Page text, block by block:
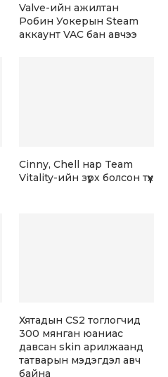
Valve-ийн ажилтан
Робин Уокерын Steam
аккаунт VAC бан авчээ
Cinny, Chell нар Team
Vitality-ийн зүрх болсон түүх
Хятадын CS2 тоглогчид
300 мянган юаниас
давсан skin арилжаанд
татварын мэдэгдэл авч
байна